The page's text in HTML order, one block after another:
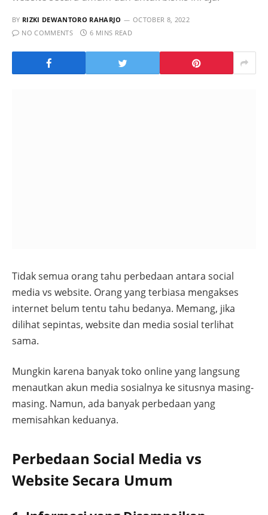
BY RIZKI DEWANTORO RAHARJO
OCTOBER 8, 2022
NO COMMENTS
6 MINS READ
Tidak semua orang tahu perbedaan antara social
media vs website. Orang yang terbiasa mengakses
internet belum tentu tahu bedanya. Memang, jika
dilihat sepintas, website dan media sosial terlihat
sama.
Mungkin karena banyak toko online yang langsung
menautkan akun media sosialnya ke situsnya masing-
masing. Namun, ada banyak perbedaan yang
memisahkan keduanya.
Perbedaan Social Media vs
Website Secara Umum